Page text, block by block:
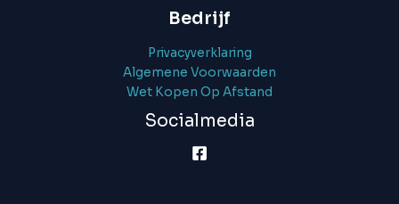
Bedrijf
Privacyverklaring
Algemene Voorwaarden
Wet Kopen Op Afstand
Socialmedia